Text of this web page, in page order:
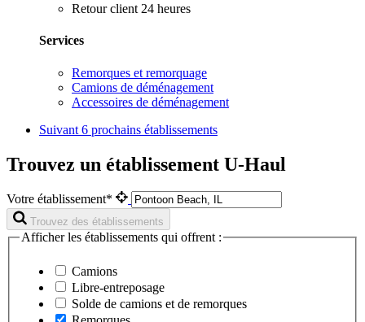
Retour client 24 heures
Services
Remorques et remorquage
Camions de déménagement
Accessoires de déménagement
Suivant 6 prochains établissements
Trouvez un établissement U-Haul
Votre établissement*
Trouvez des établissements
Afficher les établissements qui offrent :
Camions
Libre-entreposage
Solde de camions et de remorques